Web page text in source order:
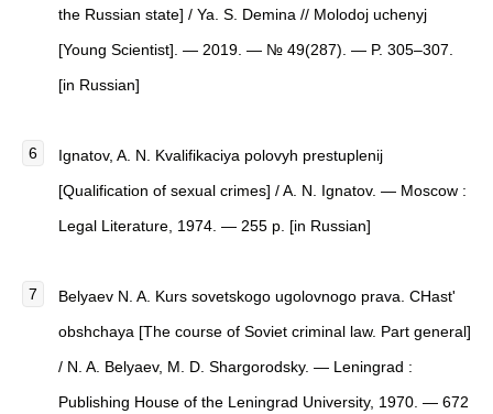
the Russian state] / Ya. S. Demina // Molodoj uchenyj
[Young Scientist]. — 2019. — № 49(287). — P. 305–307.
[in Russian]
Ignatov, A. N. Kvalifikaciya polovyh prestuplenij
[Qualification of sexual crimes] / A. N. Ignatov. — Moscow :
Legal Literature, 1974. — 255 p. [in Russian]
Belyaev N. A. Kurs sovetskogo ugolovnogo prava. CHast'
obshchaya [The course of Soviet criminal law. Part general]
/ N. A. Belyaev, M. D. Shargorodsky. — Leningrad :
Publishing House of the Leningrad University, 1970. — 672